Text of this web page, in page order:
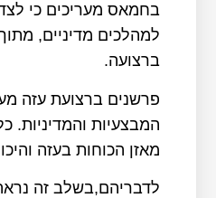
בחמאס מעריכים כי
למהלכים מדיניים,
ברצועה.
פרשנים ברצועת עזה
המבצעיות
מאזן הכוחות בעזה
לדבריהם,בשלב זה